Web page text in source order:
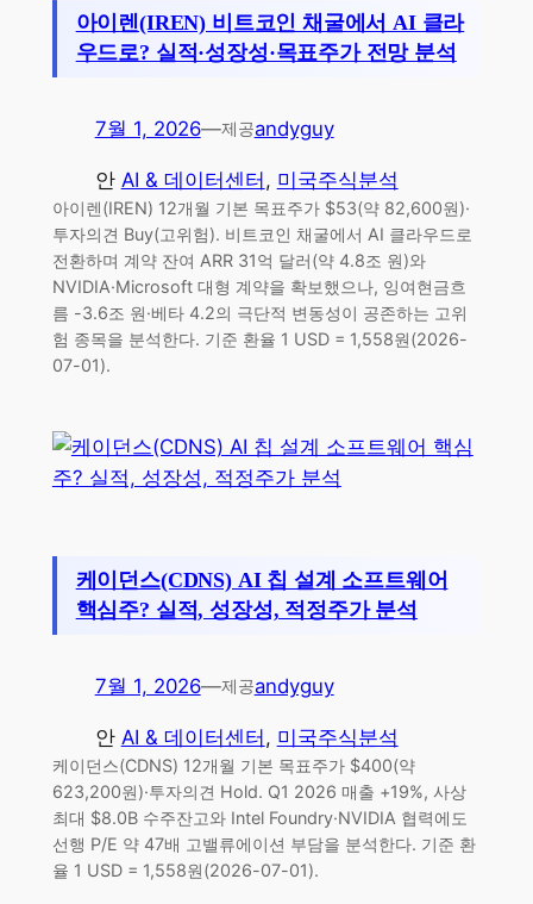
아이렌(IREN) 비트코인 채굴에서 AI 클라
우드로? 실적·성장성·목표주가 전망 분석
7월 1, 2026—제공andyguy
안 AI & 데이터센터 , 미국주식분석
아이렌(IREN) 12개월 기본 목표주가 $53(약 82,600원)·
투자의견 Buy(고위험). 비트코인 채굴에서 AI 클라우드로
전환하며 계약 잔여 ARR 31억 달러(약 4.8조 원)와
NVIDIA·Microsoft 대형 계약을 확보했으나, 잉여현금흐
름 -3.6조 원·베타 4.2의 극단적 변동성이 공존하는 고위
험 종목을 분석한다. 기준 환율 1 USD = 1,558원(2026-
07-01).
케이던스(CDNS) AI 칩 설계 소프트웨어
핵심주? 실적, 성장성, 적정주가 분석
7월 1, 2026—제공andyguy
안 AI & 데이터센터, 미국주식분석
케이던스(CDNS) 12개월 기본 목표주가 $400(약
623,200원)·투자의견 Hold. Q1 2026 매출 +19%, 사상
최대 $8.0B 수주잔고와 Intel Foundry·NVIDIA 협력에도
선행 P/E 약 47배 고밸류에이션 부담을 분석한다. 기준 환
율 1 USD = 1,558원(2026-07-01).